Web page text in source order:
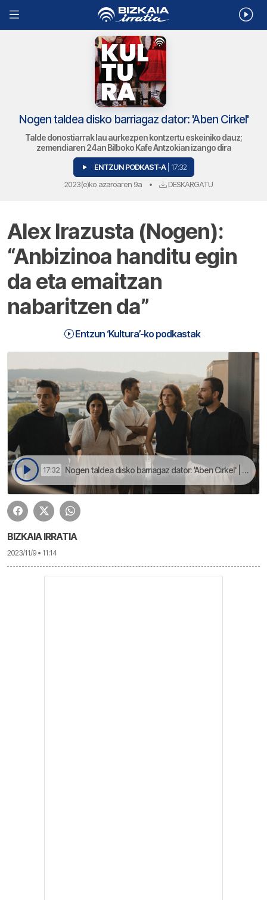
Nogen taldea disko barriagaz dator: 'Aben Cirkel'
Talde donostiarrak lau aurkezpen kontzertu eskeiniko dauz;
zemendiaren 24an Bilboko Kafe Antzokian izango dira
ENTZUN PODKAST-A | 17:32
2023(e)ko azaroaren 9a • DESKARGATU
Alex Irazusta (Nogen):
“Anbizinoa handitu egin
da eta emaitzan
nabaritzen da”
Entzun ‘Kultura’-ko podkastak
17:32 Nogen taldea disko barriagaz dator: 'Aben Cirkel' | Kultura
BIZKAIA IRRATIA
2023/11/9 • 11:14